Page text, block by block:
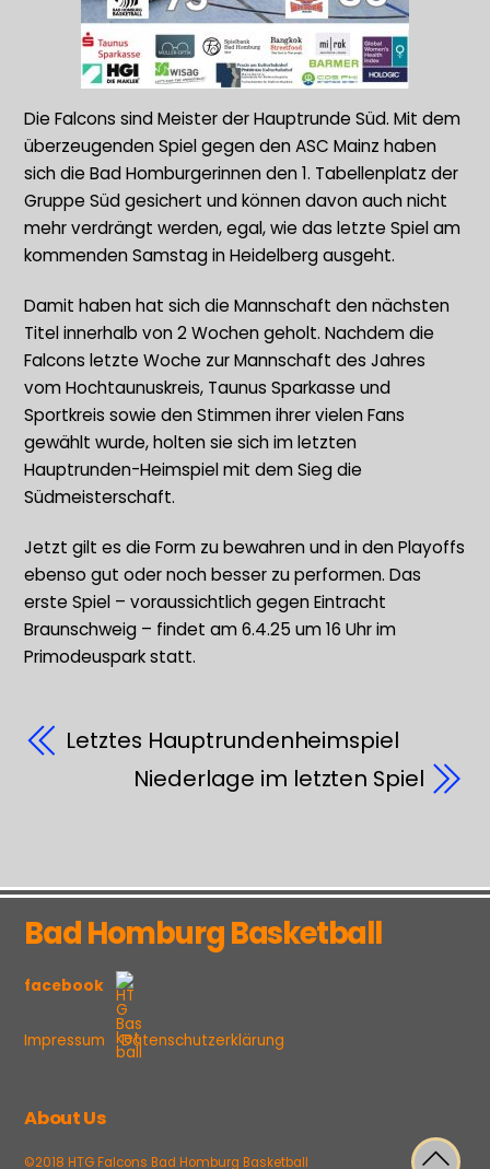
Die Falcons sind Meister der Hauptrunde Süd. Mit dem
überzeugenden Spiel gegen den ASC Mainz haben
sich die Bad Homburgerinnen den 1. Tabellenplatz der
Gruppe Süd gesichert und können davon auch nicht
mehr verdrängt werden, egal, wie das letzte Spiel am
kommenden Samstag in Heidelberg ausgeht.
Damit haben hat sich die Mannschaft den nächsten
Titel innerhalb von 2 Wochen geholt. Nachdem die
Falcons letzte Woche zur Mannschaft des Jahres
vom Hochtaunuskreis, Taunus Sparkasse und
Sportkreis sowie den Stimmen ihrer vielen Fans
gewählt wurde, holten sie sich im letzten
Hauptrunden-Heimspiel mit dem Sieg die
Südmeisterschaft.
Jetzt gilt es die Form zu bewahren und in den Playoffs
ebenso gut oder noch besser zu performen. Das
erste Spiel – voraussichtlich gegen Eintracht
Braunschweig – findet am 6.4.25 um 16 Uhr im
Primodeuspark statt.
Letztes Hauptrundenheimspiel
Niederlage im letzten Spiel
Bad Homburg Basketball
facebook
Impressum Datenschutzerklärung
About Us
©2018 HTG Falcons Bad Homburg Basketball